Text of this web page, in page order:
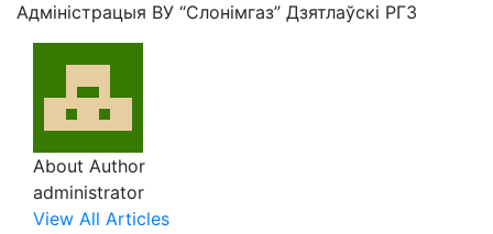
Адміністрацыя ВУ “Слонімгаз” Дзятлаўскі РГЗ
About Author
administrator
View All Articles